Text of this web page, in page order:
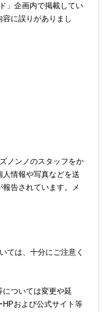
」企画内で掲載してい
に誤りがありまし
ノンノのスタッフをか
情報や写真などを送
告されています。メ
ては、十分にご注意く
ついては変更や延
および公式サイト等